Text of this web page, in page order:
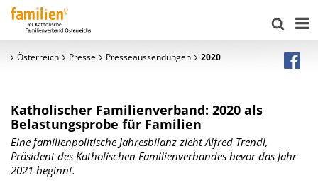
Österreich Presse Presseaussendungen 2020
Katholischer Familienverband: 2020 als
Belastungsprobe für Familien
Eine familienpolitische Jahresbilanz zieht Alfred Trendl,
Präsident des Katholischen Familienverbandes bevor das Jahr
2021 beginnt.